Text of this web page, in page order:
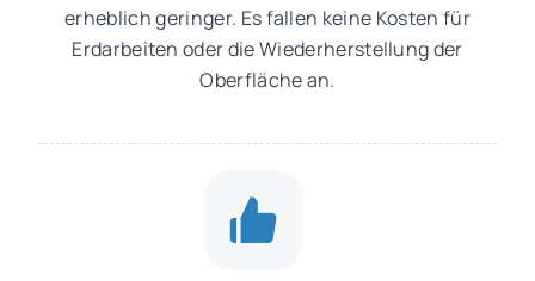
erheblich geringer. Es fallen keine Kosten für
Erdarbeiten oder die Wiederherstellung der
Oberfläche an.